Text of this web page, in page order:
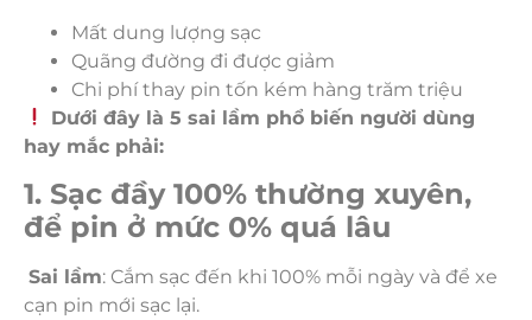
Mất dung lượng sạc
Quãng đường đi được giảm
Chi phí thay pin tốn kém hàng trăm triệu
Dưới đây là 5 sai lầm phổ biến người dùng
hay mắc phải:
1. Sạc đầy 100% thường xuyên,
để pin ở mức 0% quá lâu
Sai lầm: Cắm sạc đến khi 100% mỗi ngày và để xe
cạn pin mới sạc lại.